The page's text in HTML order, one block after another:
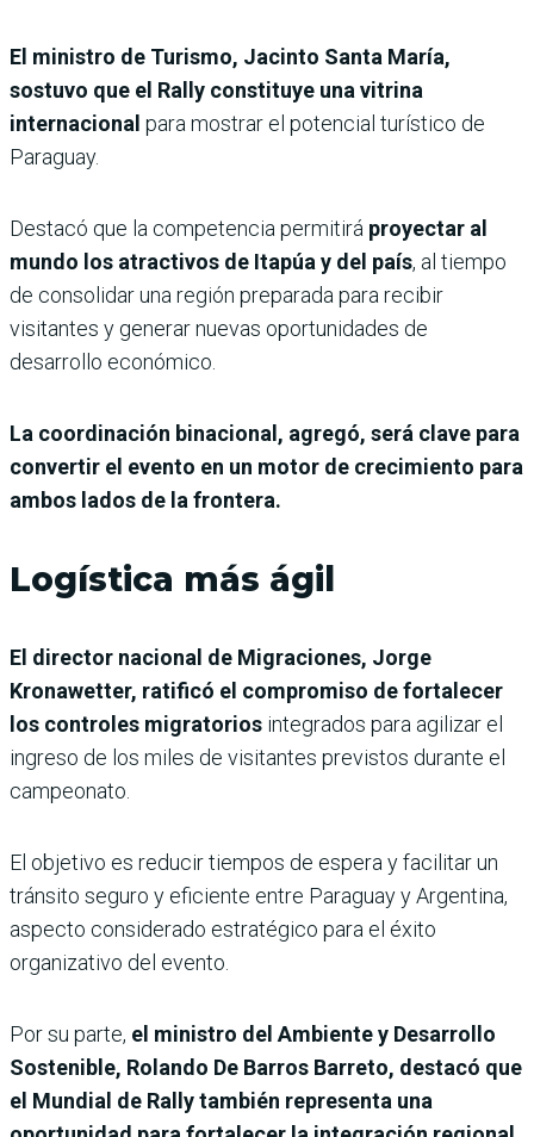
El ministro de Turismo, Jacinto Santa María,
sostuvo que el Rally constituye una vitrina
internacional para mostrar el potencial turístico de
Paraguay.
Destacó que la competencia permitirá proyectar al
mundo los atractivos de Itapúa y del país, al tiempo
de consolidar una región preparada para recibir
visitantes y generar nuevas oportunidades de
desarrollo económico.
La coordinación binacional, agregó, será clave para
convertir el evento en un motor de crecimiento para
ambos lados de la frontera.
Logística más ágil
El director nacional de Migraciones, Jorge
Kronawetter, ratificó el compromiso de fortalecer
los controles migratorios integrados para agilizar el
ingreso de los miles de visitantes previstos durante el
campeonato.
El objetivo es reducir tiempos de espera y facilitar un
tránsito seguro y eficiente entre Paraguay y Argentina,
aspecto considerado estratégico para el éxito
organizativo del evento.
Por su parte, el ministro del Ambiente y Desarrollo
Sostenible, Rolando De Barros Barreto, destacó que
el Mundial de Rally también representa una